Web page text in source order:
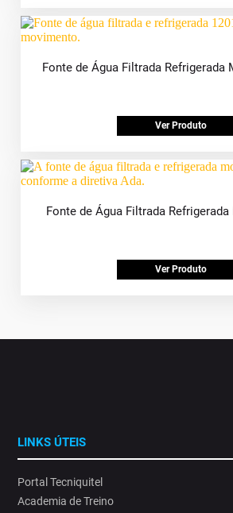
Fonte de Água Filtrada Refrigerada
Ver Produto
Fonte de Água Filtrada
Ver Produto
LINKS ÚTEIS
Portal Tecniquitel
Academia de Treino